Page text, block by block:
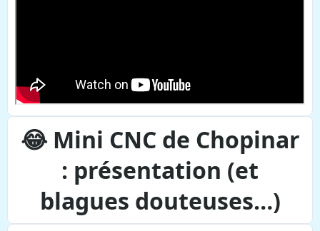
😂 Mini CNC de Chopinar
: présentation (et
blagues douteuses…)